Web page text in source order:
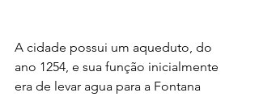
A cidade possui um aqueduto, do
ano 1254, e sua função inicialmente
era de levar agua para a Fontana